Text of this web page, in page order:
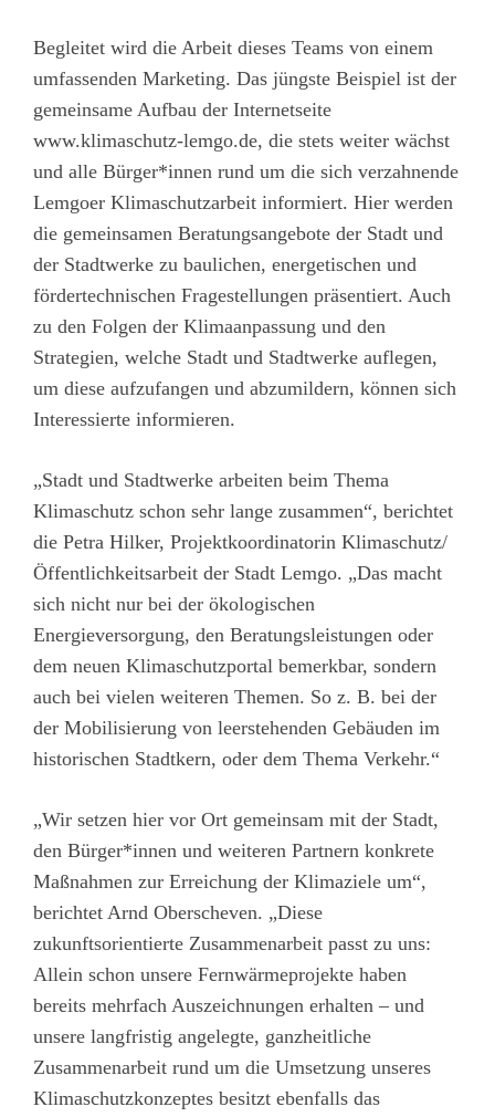
Begleitet wird die Arbeit dieses Teams von einem
umfassenden Marketing. Das jüngste Beispiel ist der
gemeinsame Aufbau der Internetseite
www.klimaschutz-lemgo.de, die stets weiter wächst
und alle Bürger*innen rund um die sich verzahnende
Lemgoer Klimaschutzarbeit informiert. Hier werden
die gemeinsamen Beratungsangebote der Stadt und
der Stadtwerke zu baulichen, energetischen und
fördertechnischen Fragestellungen präsentiert. Auch
zu den Folgen der Klimaanpassung und den
Strategien, welche Stadt und Stadtwerke auflegen,
um diese aufzufangen und abzumildern, können sich
Interessierte informieren.
„Stadt und Stadtwerke arbeiten beim Thema
Klimaschutz schon sehr lange zusammen“, berichtet
die Petra Hilker, Projektkoordinatorin Klimaschutz/
Öffentlichkeitsarbeit der Stadt Lemgo. „Das macht
sich nicht nur bei der ökologischen
Energieversorgung, den Beratungsleistungen oder
dem neuen Klimaschutzportal bemerkbar, sondern
auch bei vielen weiteren Themen. So z. B. bei der
der Mobilisierung von leerstehenden Gebäuden im
historischen Stadtkern, oder dem Thema Verkehr.“
„Wir setzen hier vor Ort gemeinsam mit der Stadt,
den Bürger*innen und weiteren Partnern konkrete
Maßnahmen zur Erreichung der Klimaziele um“,
berichtet Arnd Oberscheven. „Diese
zukunftsorientierte Zusammenarbeit passt zu uns:
Allein schon unsere Fernwärmeprojekte haben
bereits mehrfach Auszeichnungen erhalten – und
unsere langfristig angelegte, ganzheitliche
Zusammenarbeit rund um die Umsetzung unseres
Klimaschutzkonzeptes besitzt ebenfalls das